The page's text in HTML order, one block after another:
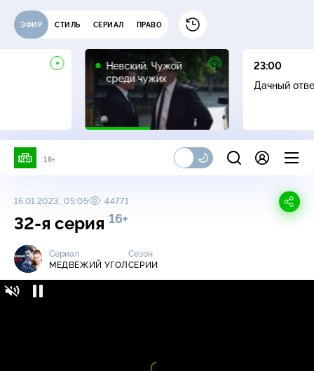
ЭФИР СТИЛЬ СЕРИАЛ ПРАВО
Невский. Чужой
среди чужих
16+
23:00
Дачный
18+
16.01.2023, 05:05 44771
32-я серия 16+
Сериал
МЕДВЕЖИЙ УГОЛ
Сезон
СЕРИИ